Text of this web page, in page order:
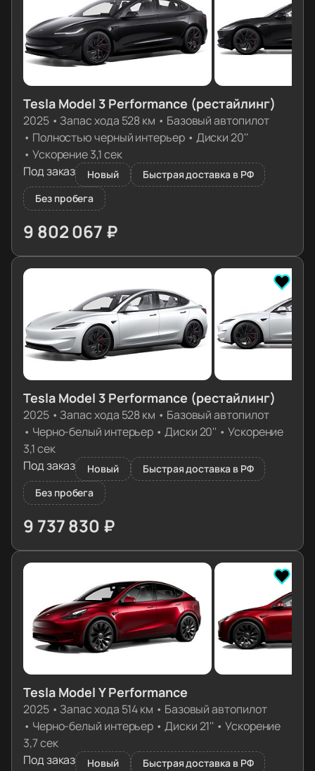
Tesla Model 3 Performance (рестайлинг)
2025• Запас хода 528 км • Базовый автопилот
• Полностью черный интерьер• Диски 20''
• Ускорение 3,1 сек
Под заказ
Новый
Быстрая доставка в РФ
Без пробега
9 802 067 ₽
≈ 97 507€
Tesla Model 3 Performance (рестайлинг)
2025• Запас хода 528 км • Базовый автопилот
• Черно-белый интерьер •Диски 20'' • Ускорение
3,1 сек
Под заказ
Новый
Быстрая доставка в РФ
Без пробега
9 737 830 ₽
≈ 96 868€
Tesla Model Y Performance
2025• Запас хода 514 км • Базовый автопилот
• Черно-белый интерьер •Диски 21'' • Ускорение
3,7 сек
Под заказ
Новый
Быстрая доставка в РФ